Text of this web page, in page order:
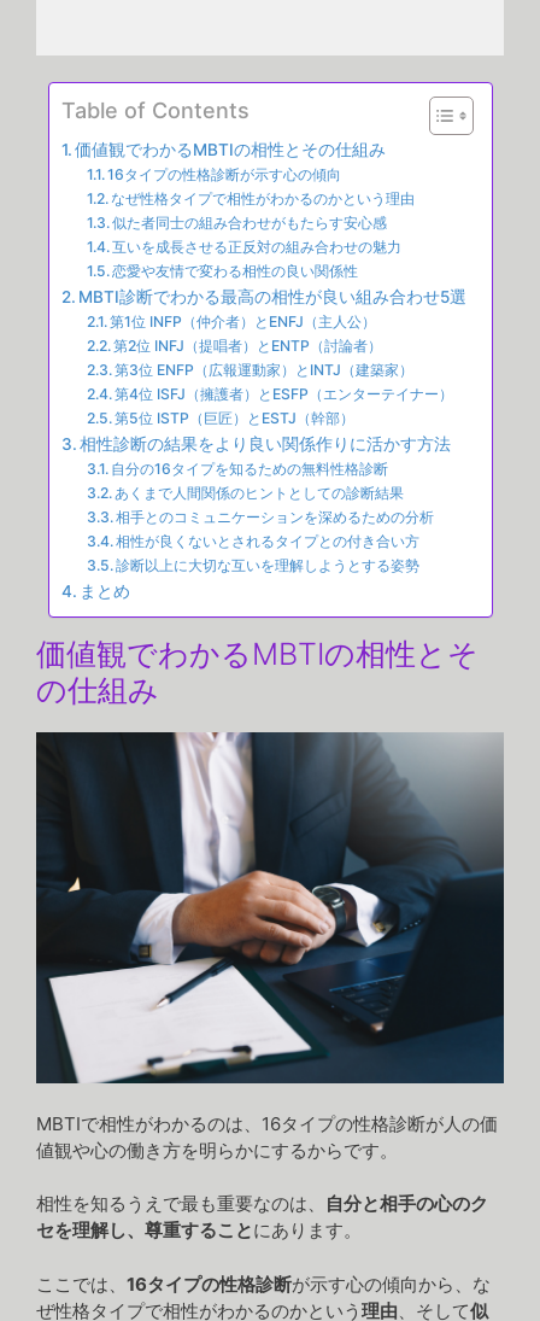
Table of Contents
価値観でわかるMBTIの相性とその仕組み
16タイプの性格診断が示す心の傾向
なぜ性格タイプで相性がわかるのかという理由
似た者同士の組み合わせがもたらす安心感
互いを成長させる正反対の組み合わせの魅力
恋愛や友情で変わる相性の良い関係性
MBTI診断でわかる最高の相性が良い組み合わせ5選
第1位 INFP（仲介者）とENFJ（主人公）
第2位 INFJ（提唱者）とENTP（討論者）
第3位 ENFP（広報運動家）とINTJ（建築家）
第4位 ISFJ（擁護者）とESFP（エンターテイナー）
第5位 ISTP（巨匠）とESTJ（幹部）
相性診断の結果をより良い関係作りに活かす方法
自分の16タイプを知るための無料性格診断
あくまで人間関係のヒントとしての診断結果
相手とのコミュニケーションを深めるための分析
相性が良くないとされるタイプとの付き合い方
診断以上に大切な互いを理解しようとする姿勢
まとめ
価値観でわかるMBTIの相性とそ
の仕組み
MBTIで相性がわかるのは、16タイプの性格診断が人の価
値観や心の働き方を明らかにするからです。
相性を知るうえで最も重要なのは、
自分と相手の心のク
セを理解し、尊重することにあります。
ここでは、 16タイプの性格診断が示す心の傾向から、な
ぜ性格タイプで相性がわかるのかという 理由、そして似